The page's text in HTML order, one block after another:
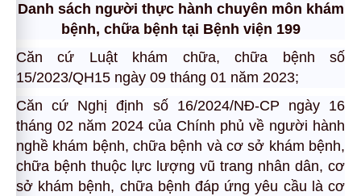
Danh sách người thực hành chuyên môn khám
bệnh, chữa bệnh tại Bệnh viện 199
Căn cứ Luật khám chữa, chữa bệnh số
15/2023/QH15 ngày 09 tháng 01 năm 2023;
Căn cứ Nghị định số 16/2024/NĐ-CP ngày 16
tháng 02 năm 2024 của Chính phủ về người hành
nghề khám bệnh, chữa bệnh và cơ sở khám bệnh,
chữa bệnh thuộc lực lượng vũ trang nhân dân, cơ
sở khám bệnh, chữa bệnh đáp ứng yêu cầu là cơ